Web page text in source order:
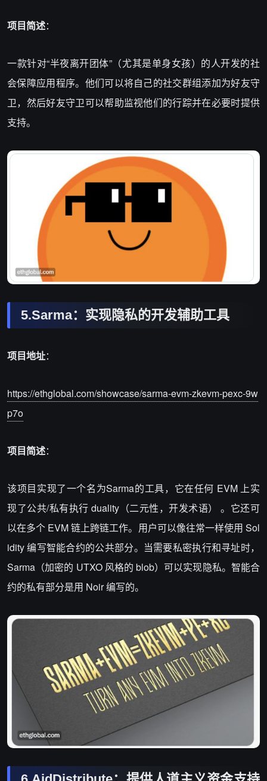
项目简述：
一款针对“半夜离开团体”（尤其是单身女孩）的人开发的社
会保障应用程序。他们可以将自己的社交群组添加为好友守
卫，然后好友守卫可以帮助监视他们的行踪并在必要时提供
支持。
5.Sarma：实现隐私的开发辅助工具
项目地址：
https://ethglobal.com/showcase/sarma-evm-zkevm-pexc-9w
p7o
项目简述：
该项目实现了一个名为Sarma的工具，它在任何 EVM 上实
现了公共/私有执行 duality（二元性，开发术语） 。它还可
以在多个 EVM 链上跨链工作。用户可以像往常一样使用 Sol
idity 编写智能合约的公共部分。当需要私密执行和寻址时，
Sarma（加密的 UTXO 风格的 blob）可以实现隐私。智能合
约的私有部分是用 Noir 编写的。